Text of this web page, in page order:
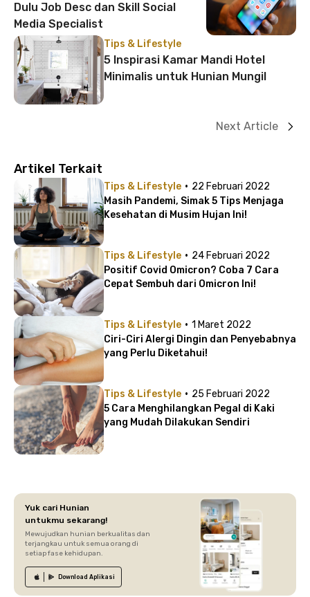
Dulu Job Desc dan Skill Social
Media Specialist
Tips & Lifestyle
5 Inspirasi Kamar Mandi Hotel
Minimalis untuk Hunian Mungil
Next Article
Artikel Terkait
Tips & Lifestyle · 22 Februari 2022
Masih Pandemi, Simak 5 Tips Menjaga
Kesehatan di Musim Hujan Ini!
Tips & Lifestyle · 24 Februari 2022
Positif Covid Omicron? Coba 7 Cara
Cepat Sembuh dari Omicron Ini!
Tips & Lifestyle · 1 Maret 2022
Ciri-Ciri Alergi Dingin dan Penyebabnya
yang Perlu Diketahui!
Tips & Lifestyle · 25 Februari 2022
5 Cara Menghilangkan Pegal di Kaki
yang Mudah Dilakukan Sendiri
Yuk cari Hunian
untukmu sekarang!
Mewujudkan hunian berkualitas dan
terjangkau untuk semua orang di
setiap fase kehidupan.
Download Aplikasi